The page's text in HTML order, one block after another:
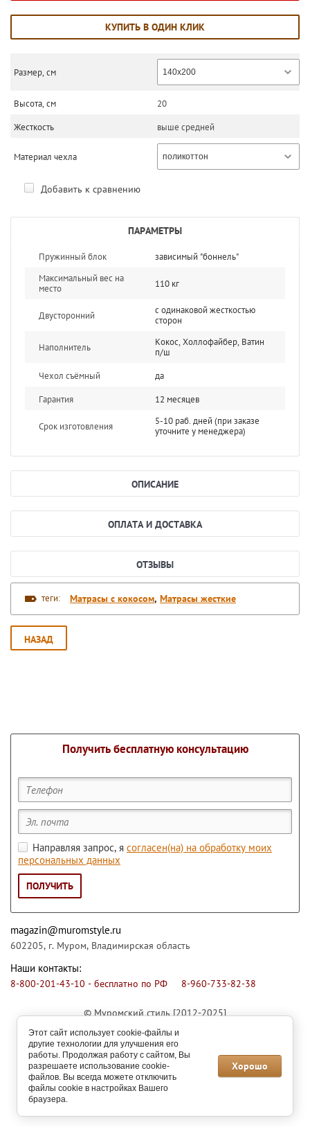
КУПИТЬ В ОДИН КЛИК
Размер, см 140х200
Высота, см
20
Жесткость
выше средней
Материал чехла поликоттон
Добавить к сравнению
ПАРАМЕТРЫ
Пружинный блок
зависимый "боннель"
Максимальный вес на
место
110 кг
Двусторонний
с одинаковой жесткостью
сторон
Наполнитель
Кокос, Холлофайбер, Ватин
п/ш
Чехол съёмный
да
Гарантия
12 месяцев
Срок изготовления
5-10 раб. дней (при заказе
уточните у менеджера)
ОПИСАНИЕ
ОПЛАТА И ДОСТАВКА
ОТЗЫВЫ
теги: Матрасы с кокосом, Матрасы жесткие
НАЗАД
Получить бесплатную консультацию
Направляя запрос, я согласен(на) на обработку моих
персональных данных
ПОЛУЧИТЬ
magazin@muromstyle.ru
602205, г. Муром, Владимирская область
Наши контакты:
8-800-201-43-10 - бесплатно по РФ 8-960-733-82-38
© Муромский стиль [2012-2025]
Производитель мебели оставляет за собой право вносить
незначительные изменения в конструкцию изделий,
представленных на сайте.
Политика конфиденциальности
Мегагрупп.ру
Этот сайт использует cookie-файлы и
другие технологии для улучшения его
работы. Продолжая работу с сайтом, Вы
разрешаете использование cookie-
файлов. Вы всегда можете отключить
файлы cookie в настройках Вашего
браузера.
Хорошо